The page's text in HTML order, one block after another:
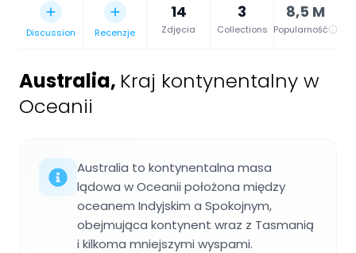
Discussion Recenzje
14
Zdjęcia
3
Collections
8,5 M
Popularność
Australia, Kraj kontynentalny w
Oceanii
Australia to kontynentalna masa
lądowa w Oceanii położona między
oceanem Indyjskim a Spokojnym,
obejmująca kontynent wraz z Tasmanią
i kilkoma mniejszymi wyspami.